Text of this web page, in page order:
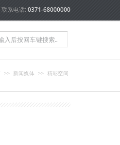
联系电话:0371-68000000
>> 新闻媒体 >> 精彩空间